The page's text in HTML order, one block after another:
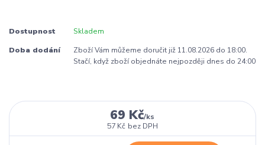
Dostupnost Skladem
Doba dodání
Zboží Vám můžeme doručit již 11.08.2026 do 18:00.
Stačí, když zboží objednáte nejpozději dnes do 24:00
69 Kč/ks
57 Kč bez DPH